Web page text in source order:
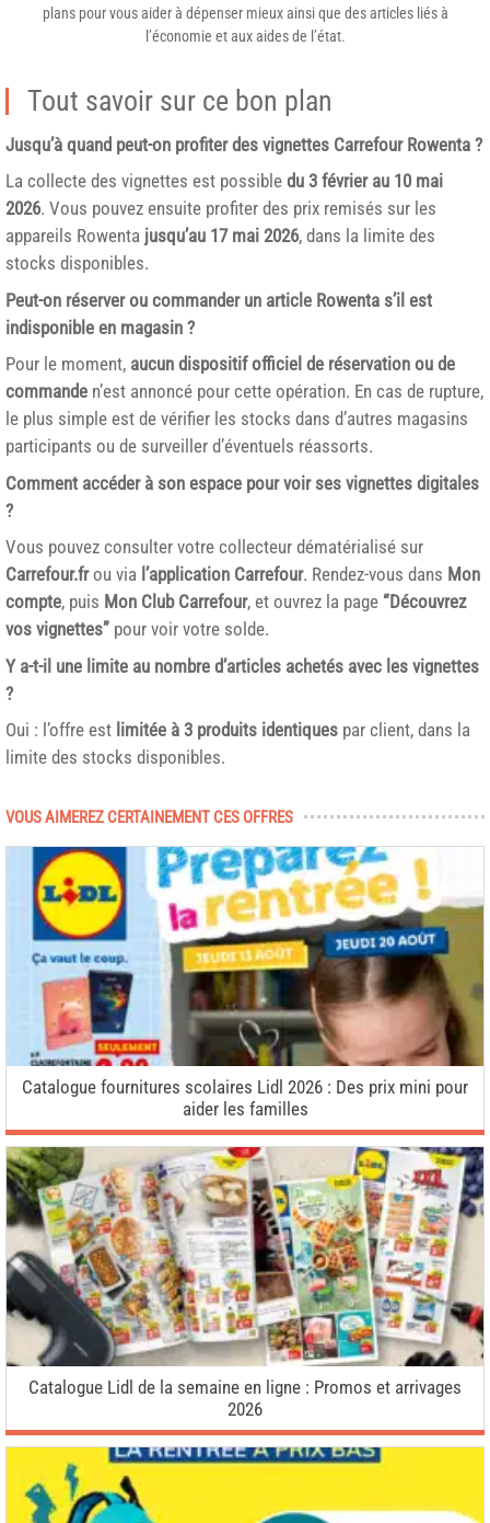
plans pour vous aider à dépenser mieux ainsi que des articles liés à
l’économie et aux aides de l’état.
Tout savoir sur ce bon plan
Jusqu’à quand peut-on profiter des vignettes Carrefour Rowenta ?
La collecte des vignettes est possible du 3 février au 10 mai
2026. Vous pouvez ensuite profiter des prix remisés sur les
appareils Rowenta jusqu’au 17 mai 2026, dans la limite des
stocks disponibles.
Peut-on réserver ou commander un article Rowenta s’il est
indisponible en magasin ?
Pour le moment, aucun dispositif officiel de réservation ou de
commande n’est annoncé pour cette opération. En cas de rupture,
le plus simple est de vérifier les stocks dans d’autres magasins
participants ou de surveiller d’éventuels réassorts.
Comment accéder à son espace pour voir ses vignettes digitales
?
Vous pouvez consulter votre collecteur dématérialisé sur
Carrefour.frou via l’application Carrefour. Rendez-vous dans Mon
compte, puis Mon Club Carrefour, et ouvrez la page “Découvrez
vos vignettes” pour voir votre solde.
Y a-t-il une limite au nombre d’articles achetés avec les vignettes
?
Oui : l’offre est limitée à 3 produits identiques par client, dans la
limite des stocks disponibles.
VOUS AIMEREZ CERTAINEMENT CES OFFRES
Catalogue fournitures scolaires Lidl 2026 : Des prix mini pour
aider les familles
Catalogue Lidl de la semaine en ligne : Promos et arrivages
2026